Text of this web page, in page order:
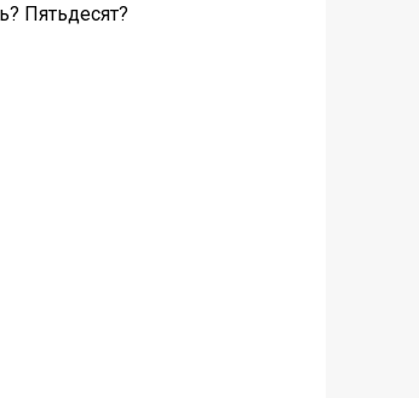
Пятьдесят?